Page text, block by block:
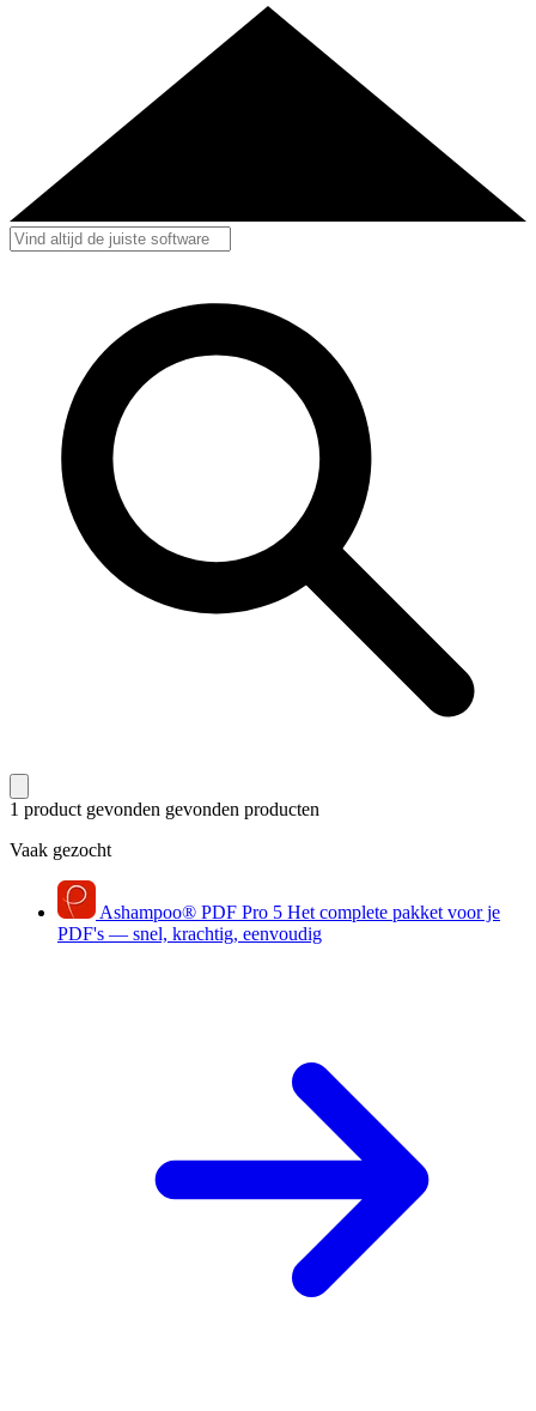
1 product gevonden gevonden producten
Vaak gezocht
Ashampoo® PDF Pro 5 Het complete pakket voor je
PDF's — snel, krachtig, eenvoudig